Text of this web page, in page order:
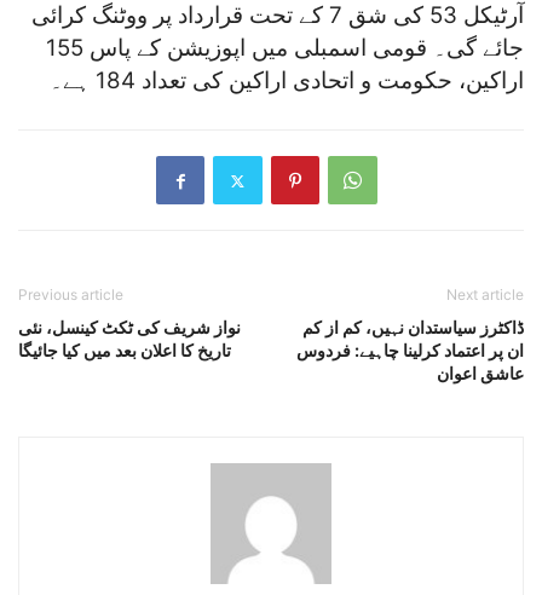
آرٹیکل 53 کی شق 7 کے تحت قرارداد پر ووٹنگ کرائی
جائے گی۔ قومی اسمبلی میں اپوزیشن کے پاس 155
اراکین، حکومت و اتحادی اراکین کی تعداد 184 ہے۔
Previous article
نواز شریف کی ٹکٹ کینسل، نئی
تاریخ کا اعلان بعد میں کیا جائیگا
Next article
ڈاکٹرز سیاستدان نہیں، کم از کم
ان پر اعتماد کرلینا چاہیے: فردوس
عاشق اعوان